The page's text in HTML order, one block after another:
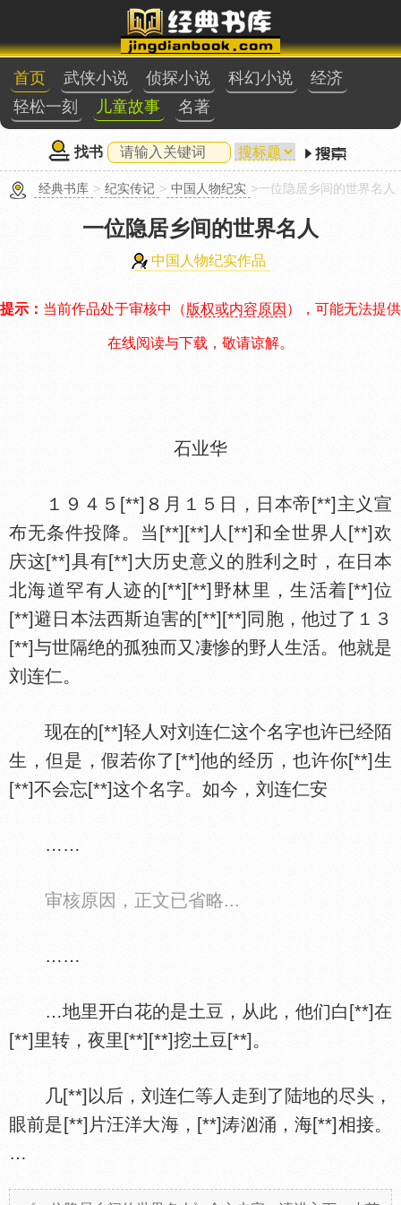
首页 武侠小说 侦探小说 科幻小说
经济
轻松一刻
儿童故事 名著
找书
经典书库 > 纪实传记 > 中国人物纪实 >一位隐居乡间的世界名人
一位隐居乡间的世界名人
中国人物纪实作品
提示： 当前作品处于审核中（版权或内容原因 ），可能无法提供
在线阅读与下载，敬请谅解。
石业华
１９４５[**]８月１５日，日本帝[**]主义宣
布无条件投降。当[**][**]人[**]和全世界人[**]欢
庆这[**]具有[**]大历史意义的胜利之时，在日本
北海道罕有人迹的[**][**]野林里，生活着[**]位
[**]避日本法西斯迫害的[**][**]同胞，他过了１３
[**]与世隔绝的孤独而又凄惨的野人生活。他就是
刘连仁。
现在的[**]轻人对刘连仁这个名字也许已经陌
生，但是，假若你了[**]他的经历，也许你[**]生
[**]不会忘[**]这个名字。如今，刘连仁安
……
审核原因，正文已省略...
……
…地里开白花的是土豆，从此，他们白[**]在
[**]里转，夜里[**][**]挖土豆[**]。
几[**]以后，刘连仁等人走到了陆地的尽头，
眼前是[**]片汪洋大海，[**]涛汹涌，海[**]相接。
…